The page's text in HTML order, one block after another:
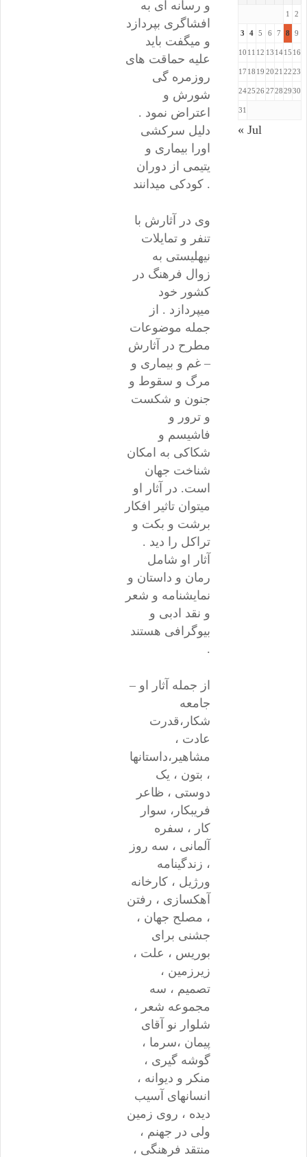
و رسانه ای به
افشاگری بپردازد
و میگفت باید
علیه حماقت های
روزمره گی
شورش و
اعتراض نمود .
دلیل سرکشی
اورا بیماری و
یتیمی از دوران
کودکی میدانند .
وی در آثارش با
تنفر و تمایلات
نیهلیستی به
زوال فرهنگ در
کشور خود
میپردازد . از
جمله موضوعات
مطرح در آثارش
– غم و بیماری و
مرگ و سقوط و
جنون و شکست
و ترور و
فاشیسم و
شکاکی به امکان
شناخت جهان
است. در آثار او
میتوان تاثیر افکار
برشت و بکت و
تراکل را دید .
آثار او شامل
رمان و داستان و
نمایشنامه و شعر
و نقد ادبی و
بیوگرافی هستند
.
از جمله آثار او –
جامعه
شکار،قدرت
عادت ،
مشاهیر،داستانها
، بتون ، یک
دوستی ، ظاعر
فریبکار، سوار
کار ، سفره
آلمانی ، سه روز
، زندگینامه
ورژیل ، کارخانه
آهکسازی ، رفتن
، مصلح جهان ،
جشنی برای
بوریس ، علت ،
زیرزمین ،
تصمیم ، سه
مجموعه شعر ،
شلوار نو آقای
پیمان ،سرما ،
گوشه گیری ،
منکر و دیوانه ،
انسانهای آسیب
دیده ، روی زمین
ولی در جهنم ،
منتقد فرهنگی ،
1
2
3 4 5 6 7 8 9
10 11 12 13 14 15 16
17 18 19 2021 2223
242526 27282930
31
« Jul